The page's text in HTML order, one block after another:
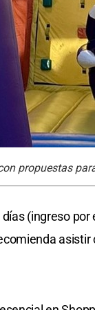
propuestas
(ingreso